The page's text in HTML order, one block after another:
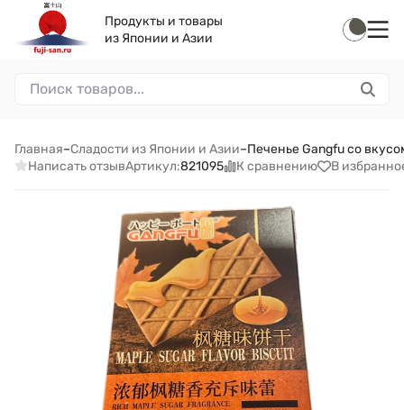
Продукты и товары
из Японии и Азии
Главная–Сладости из Японии и Азии–Печенье Gangfu со
Написать отзывАртикул:821095 К сравнению В